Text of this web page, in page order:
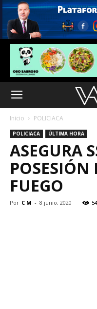
Inicio POLICIACA
POLICIACA ÚLTIMA HORA
ASEGURA
POSESIÓN
FUEGO
Por C M - 8 junio, 2020